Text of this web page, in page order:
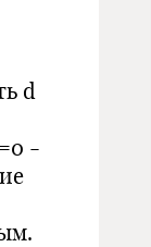
d
-